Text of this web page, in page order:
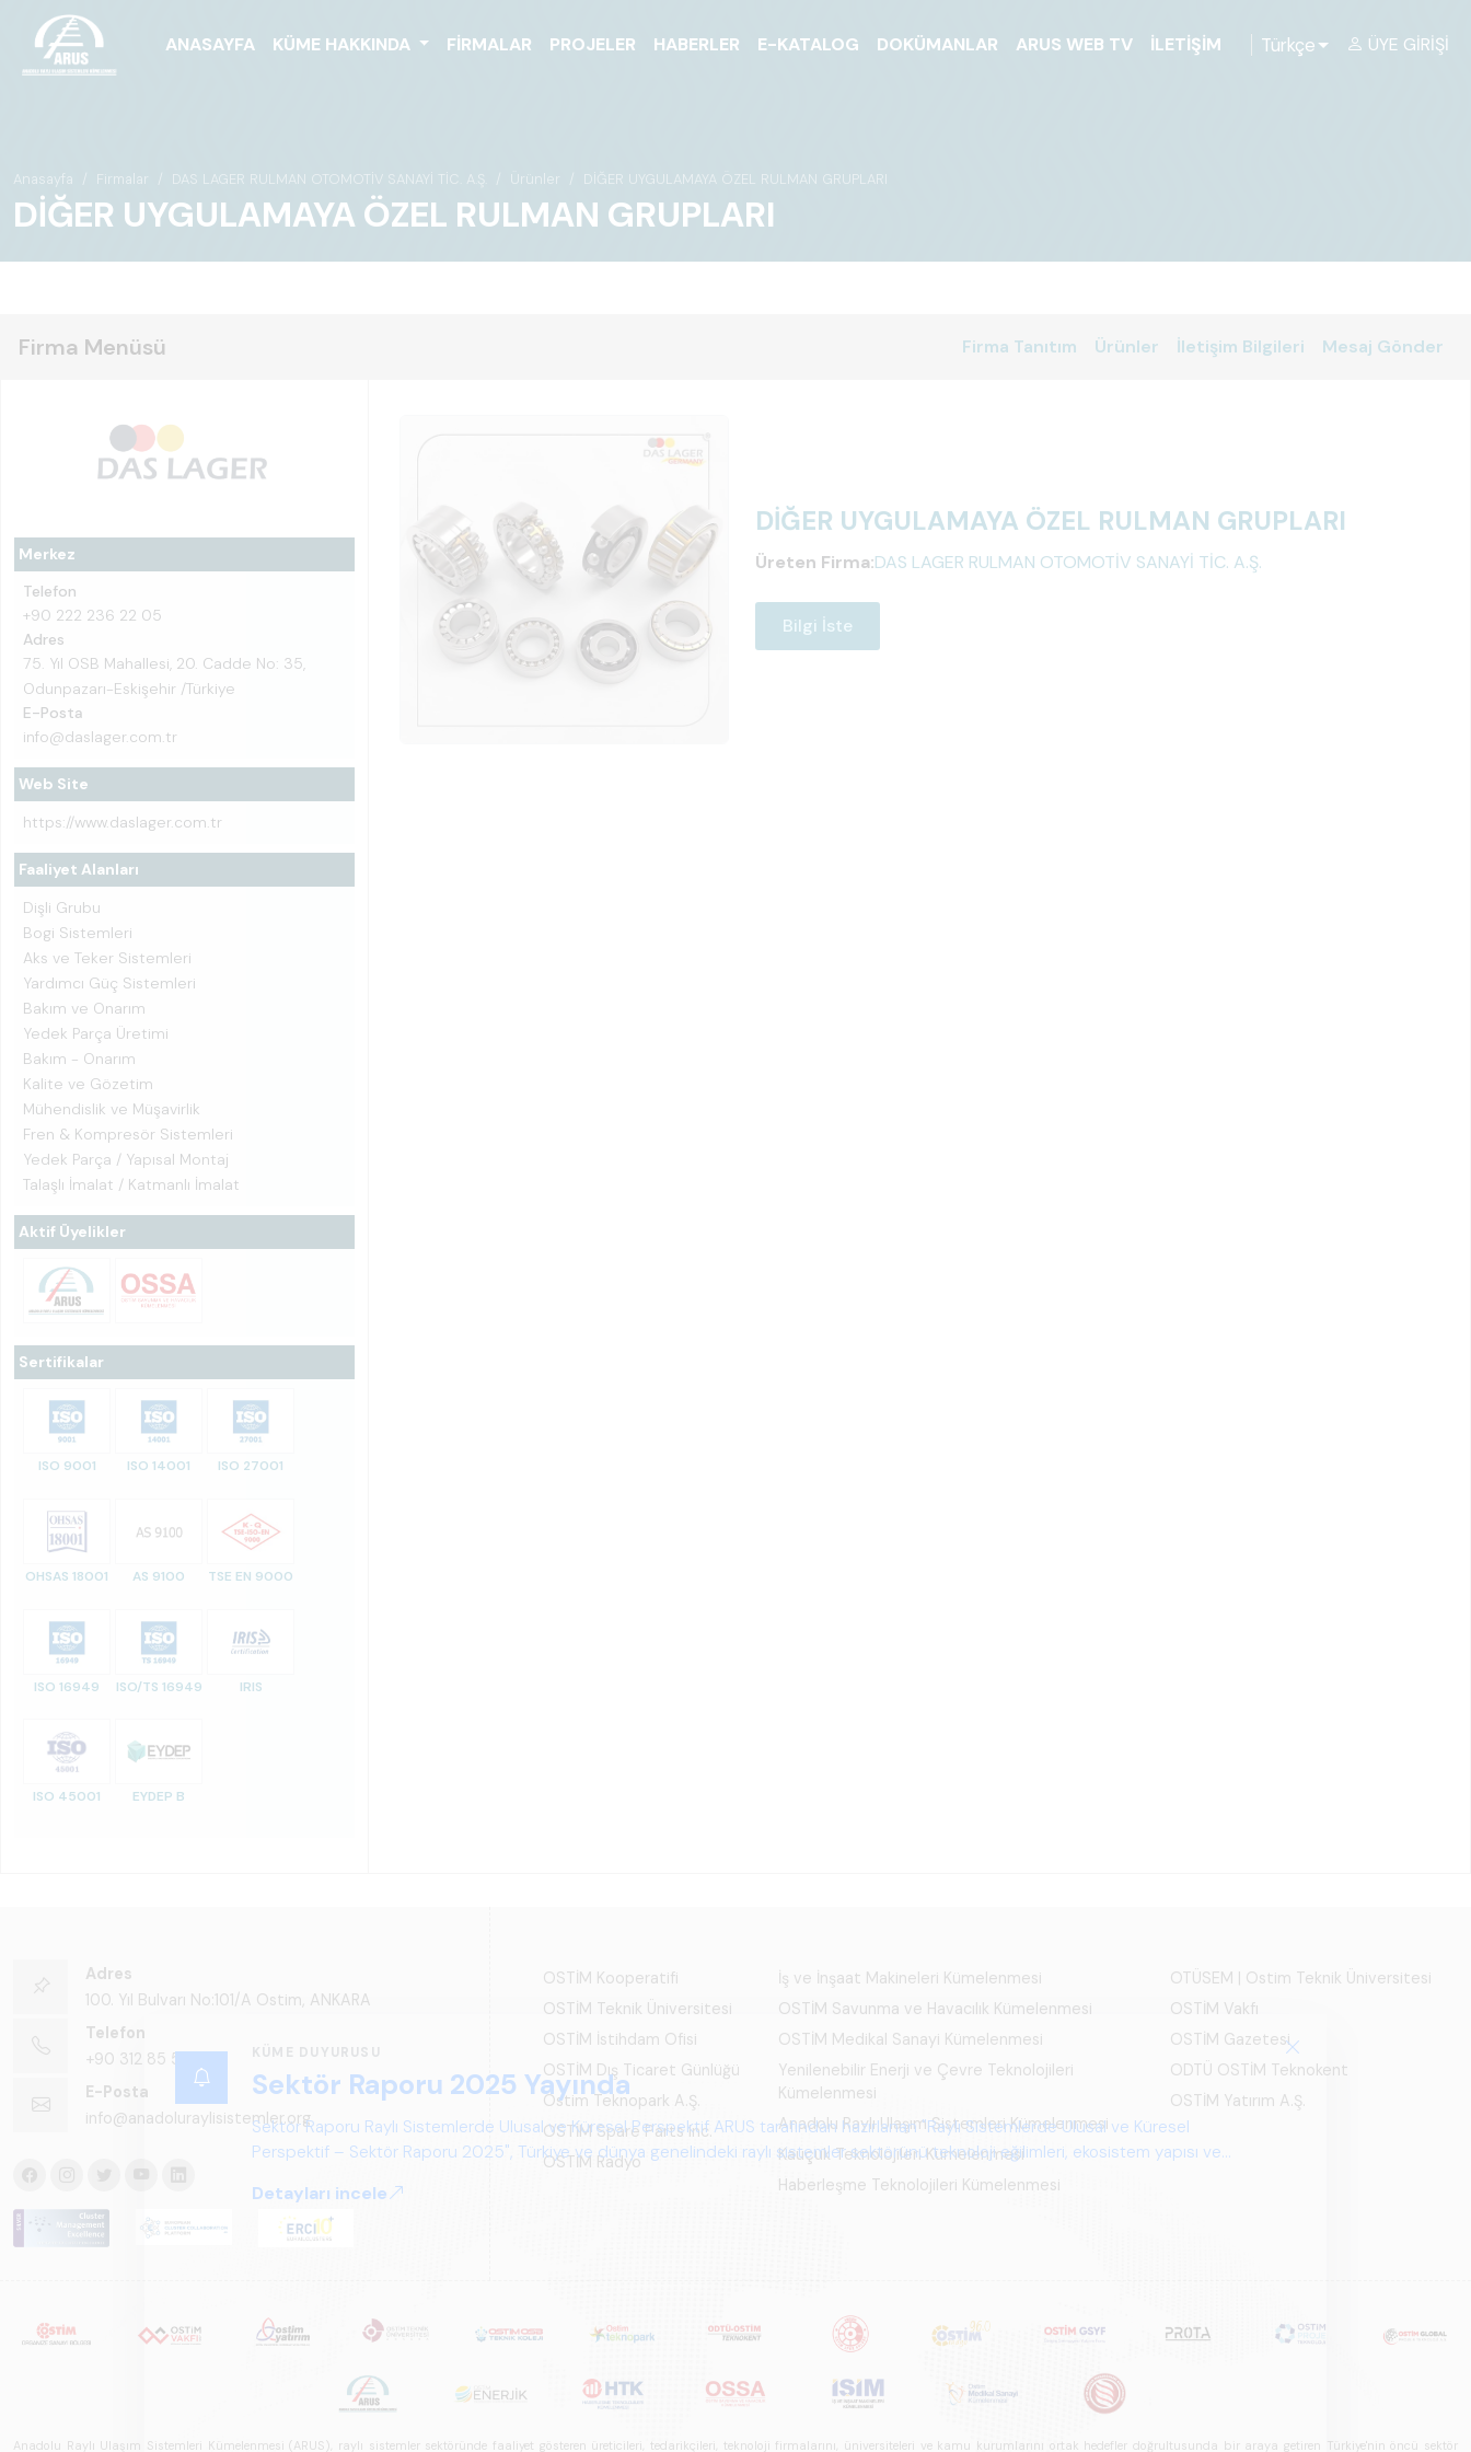
ANASAYFA KÜME HAKKINDA FIRMALAR PROJELER HABERLER E-KATALOG DOKÜMANLAR ARUS WEB TV İLETIŞIM Türkçe ÜYE GIRIŞI
Anasayfa Firmalar DAS LAGER RULMAN OTOMOTİV SANAYİ TİC. A.Ş. Ürünler DİĞER UYGULAMAYA ÖZEL RULMAN GRUPLARI
DİĞER UYGULAMAYA ÖZEL RULMAN GRUPLARI
Firma Menüsü Firma Tanıtım Ürünler İletişim Bilgileri Mesaj Gönder
Merkez
Telefon
+90 222 236 22 05
Adres
75. Yıl OSB Mahallesi, 20. Cadde No: 35,
Odunpazarı-Eskişehir /Türkiye
E-Posta
info@daslager.com.tr
Web Site
https://www.daslager.com.tr
Faaliyet Alanları
Dişli Grubu
Bogi Sistemleri
Aks ve Teker Sistemleri
Yardımcı Güç Sistemleri
Bakım ve Onarım
Yedek Parça Üretimi
Bakım - Onarım
Kalite ve Gözetim
Mühendislik ve Müşavirlik
Fren & Kompresör Sistemleri
Yedek Parça / Yapısal Montaj
Talaşlı İmalat / Katmanlı İmalat
Aktif Üyelikler
Sertifikalar
ISO 9001 ISO 14001 ISO 27001
OHSAS 18001 AS 9100 TSE EN 9000
ISO 16949 ISO/TS 16949 IRIS
ISO 45001 EYDEP B
DİĞER UYGULAMAYA ÖZEL RULMAN GRUPLARI
Üreten Firma:DAS LAGER RULMAN OTOMOTİV SANAYİ TİC. A.Ş.
Bilgi İste
Adres
100. Yıl Bulvarı No:101/A Ostim, ANKARA
Telefon
+90 312 85 50 90
E-Posta
info@anadoluraylisistemler.org
OSTİM Kooperatifi
OSTİM Teknik Üniversitesi
OSTİM İstihdam Ofisi
OSTİM Dış Ticaret Günlüğü
Ostim Teknopark A.Ş.
OSTİM Spare Parts Inc.
OSTİM Radyo
İş ve İnşaat Makineleri Kümelenmesi
OSTİM Savunma ve Havacılık Kümelenmesi
OSTİM Medikal Sanayi Kümelenmesi
Yenilenebilir Enerji ve Çevre Teknolojileri
Kümelenmesi
Anadolu Raylı Ulaşım Sistemleri Kümelenmesi
Kauçuk Teknolojileri Kümelenmesi
Haberleşme Teknolojileri Kümelenmesi
OTÜSEM | Ostim Teknik Üniversitesi
OSTİM Vakfı
OSTİM Gazetesi
ODTÜ OSTİM Teknokent
OSTİM Yatırım A.Ş.
Anadolu Raylı Ulaşım Sistemleri Kümelenmesi (ARUS), raylı sistemler sektöründe faaliyet gösteren üreticileri, tedarikçileri, teknoloji firmalarını, üniversiteleri ve kamu kurumlarını ortak hedefler doğrultusunda bir araya getiren Türkiye'nin öncü sektör